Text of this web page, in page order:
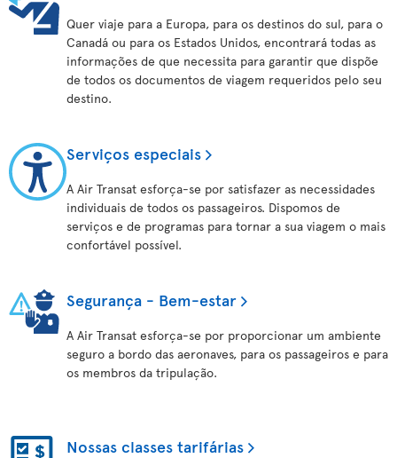
Quer viaje para a Europa, para os destinos do sul, para o
Canadá ou para os Estados Unidos, encontrará todas as
informações de que necessita para garantir que dispõe
de todos os documentos de viagem requeridos pelo seu
destino.
Serviços especiais
A Air Transat esforça-se por satisfazer as necessidades
individuais de todos os passageiros. Dispomos de
serviços e de programas para tornar a sua viagem o mais
confortável possível.
Segurança - Bem-estar
A Air Transat esforça-se por proporcionar um ambiente
seguro a bordo das aeronaves, para os passageiros e para
os membros da tripulação.
Nossas classes tarifárias